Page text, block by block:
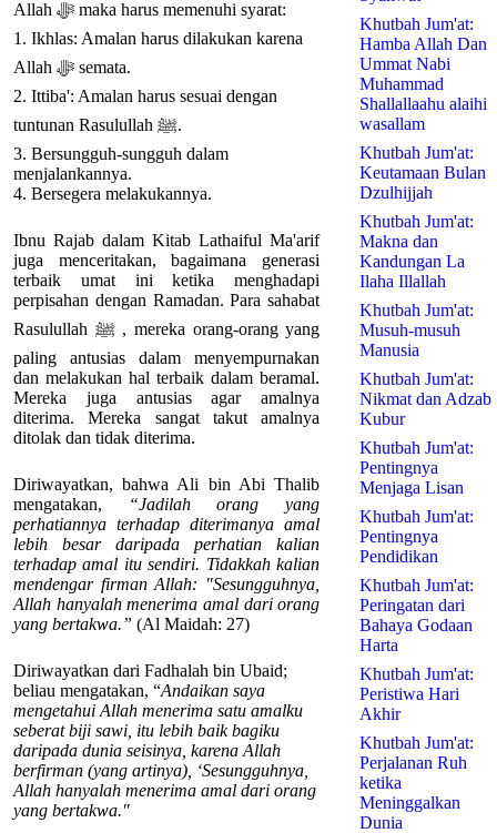
Allah ﷻ maka harus memenuhi syarat:
1. Ikhlas: Amalan harus dilakukan karena
Allah ﷻ semata.
2. Ittiba': Amalan harus sesuai dengan
tuntunan Rasulullah ﷺ.
3. Bersungguh-sungguh dalam
menjalankannya.
4. Bersegera melakukannya.
Ibnu Rajab dalam Kitab Lathaiful Ma'arif
juga menceritakan, bagaimana generasi
terbaik umat ini ketika menghadapi
perpisahan dengan Ramadan. Para sahabat
Rasulullah ﷺ , mereka orang-orang yang
paling antusias dalam menyempurnakan
dan melakukan hal terbaik dalam beramal.
Mereka juga antusias agar amalnya
diterima. Mereka sangat takut amalnya
ditolak dan tidak diterima.
Diriwayatkan, bahwa Ali bin Abi Thalib
mengatakan,
“Jadilah orang yang
perhatiannya terhadap diterimanya amal
lebih besar daripada perhatian kalian
terhadap amal itu sendiri. Tidakkah kalian
mendengar firman Allah: "Sesungguhnya,
Allah hanyalah menerima amal dari orang
yang bertakwa.” (Al Maidah: 27)
Diriwayatkan dari Fadhalah bin Ubaid;
beliau mengatakan, “Andaikan saya
mengetahui Allah menerima satu amalku
seberat biji sawi, itu lebih baik bagiku
daripada dunia seisinya, karena Allah
berfirman (yang artinya), ‘Sesungguhnya,
Allah hanyalah menerima amal dari orang
yang bertakwa."
Khutbah Jum'at:
Hamba Allah Dan
Ummat Nabi
Muhammad
Shallallaahu alaihi
wasallam
Khutbah Jum'at:
Keutamaan Bulan
Dzulhijjah
Khutbah Jum'at:
Makna dan
Kandungan La
Ilaha Illallah
Khutbah Jum'at:
Musuh-musuh
Manusia
Khutbah Jum'at:
Nikmat dan Adzab
Kubur
Khutbah Jum'at:
Pentingnya
Menjaga Lisan
Khutbah Jum'at:
Pentingnya
Pendidikan
Khutbah Jum'at:
Peringatan dari
Bahaya Godaan
Harta
Khutbah Jum'at:
Peristiwa Hari
Akhir
Khutbah Jum'at:
Perjalanan Ruh
ketika
Meninggalkan
Dunia